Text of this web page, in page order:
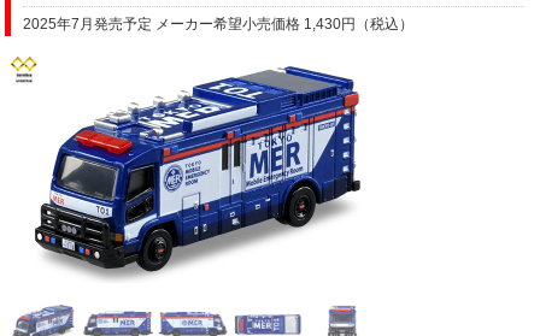
2025年7月発売予定 メーカー希望小売価格 1,430円（税込）